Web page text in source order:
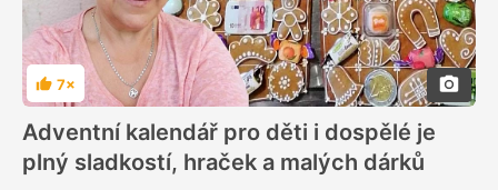
Hodnocení
7×
Adventní kalendář pro děti i dospělé je
plný sladkostí, hraček a malých dárků